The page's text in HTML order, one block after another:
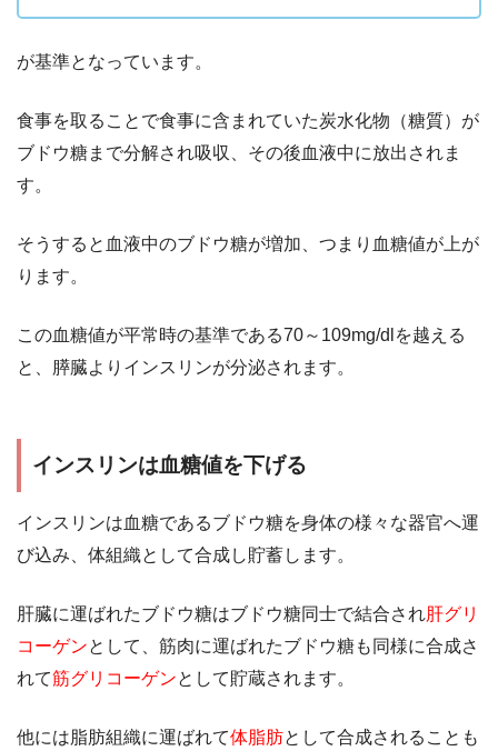
が基準となっています。
食事を取ることで食事に含まれていた炭水化物（糖質）が
ブドウ糖まで分解され吸収、その後血液中に放出されま
す。
そうすると血液中のブドウ糖が増加、つまり血糖値が上が
ります。
この血糖値が平常時の基準である70～109mg/dlを越える
と、膵臓よりインスリンが分泌されます。
インスリンは血糖値を下げる
インスリンは血糖であるブドウ糖を身体の様々な器官へ運
び込み、体組織として合成し貯蓄します。
肝臓に運ばれたブドウ糖はブドウ糖同士で結合され肝グリ
コーゲンとして、筋肉に運ばれたブドウ糖も同様に合成さ
れて筋グリコーゲンとして貯蔵されます。
他には脂肪組織に運ばれて体脂肪として合成されることも